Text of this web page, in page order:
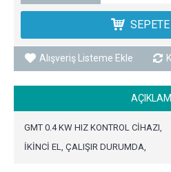
Alışveriş Listeme Ekle
GMT 0.4 KW HIZ KONTROL CİHAZI,
İKİNCİ EL, ÇALIŞIR DURUMDA,